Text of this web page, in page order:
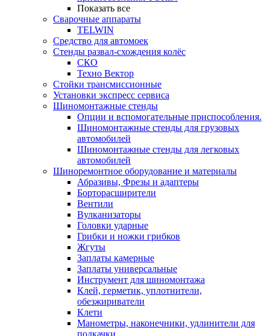
Показать все
Сварочные аппараты
TELWIN
Средство для автомоек
Стенды развал-схождения колёс
СКО
Техно Вектор
Стойки трансмиссионные
Установки экспресс сервиса
Шиномонтажные стенды
Опции и вспомогательные приспособления.
Шиномонтажные стенды для грузовых
автомобилей
Шиномонтажные стенды для легковых
автомобилей
Шиноремонтное оборудование и материалы
Абразивы, Фрезы и адаптеры
Борторасширители
Вентили
Вулканизаторы
Головки ударные
Грибки и ножки грибков
Жгуты
Заплаты камерные
Заплаты универсальные
Инструмент для шиномонтажа
Клей, герметик, уплотнители,
обезжириватели
Клети
Манометры, наконечники, удлинители для